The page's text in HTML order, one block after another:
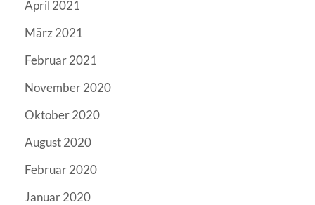
April 2021
März 2021
Februar 2021
November 2020
Oktober 2020
August 2020
Februar 2020
Januar 2020